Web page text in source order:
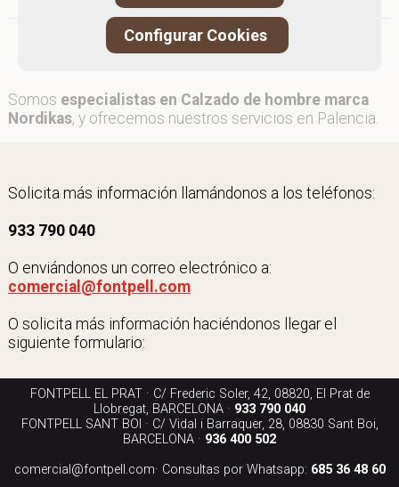
Somos especialistas en Calzado de hombre marca
Nordikas, y ofrecemos nuestros servicios en Palencia.
Solicita más información llamándonos a los teléfonos:
933 790 040
O enviándonos un correo electrónico a:
comercial@fontpell.com
O solicita más información haciéndonos llegar el
siguiente formulario:
FONTPELL EL PRAT · C/ Frederic Soler, 42, 08820, El Prat de
Llobregat, BARCELONA · 933 790 040
FONTPELL SANT BOI · C/ Vidal i Barraquer, 28, 08830 Sant Boi,
BARCELONA · 936 400 502
comercial@fontpell.com· Consultas por Whatsapp: 685 36 48 60
Configurar Cookies